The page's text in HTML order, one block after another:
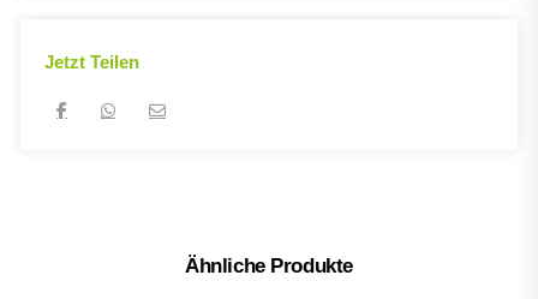
Jetzt Teilen
Ähnliche Produkte